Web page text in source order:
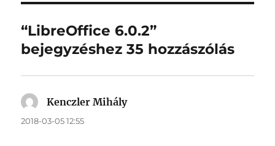
“LibreOffice 6.0.2”
bejegyzéshez 35 hozzászólás
Kenczler Mihályszerint:
2018-03-05 12:55